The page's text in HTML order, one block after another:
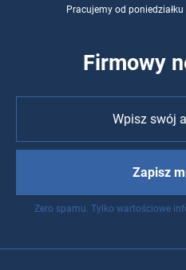
Pracujemy od
Firmowy
Zapisz
Zero spamu. Tylko wartościowe